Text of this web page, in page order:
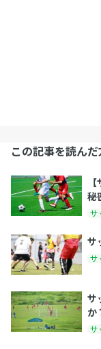
この記事を読ん
秘
サ
サ
サ
サ
か
サ